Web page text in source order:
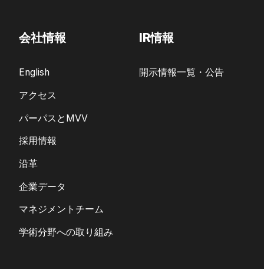
会社情報
English
アクセス
パーパスとMVV
採用情報
沿革
企業データ
マネジメントチーム
学術分野への取り組み
IR情報
開示情報一覧・公告